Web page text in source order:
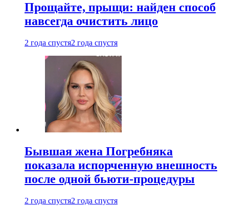
Прощайте, прыщи: найден способ
навсегда очистить лицо
2 года спустя2 года спустя
Бывшая жена Погребняка
показала испорченную внешность
после одной бьюти-процедуры
2 года спустя2 года спустя